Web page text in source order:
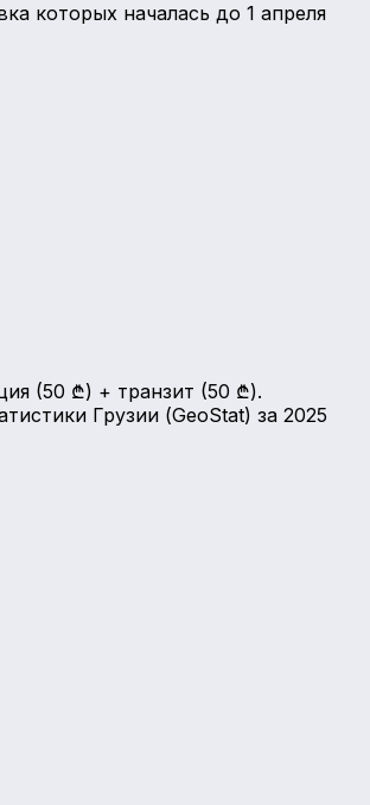
которых началась до 1 апреля
(50 ₾) + транзит (50 ₾).
Грузии (GeoStat) за 2025